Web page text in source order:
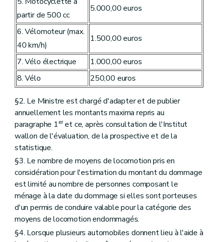
partir de 500 cc
5.000,00 euros
6. Vélomoteur (max.
40 km/h)
1.500,00 euros
7. Vélo électrique
1.000,00 euros
8. Vélo
250,00 euros
§2. Le Ministre est chargé d'adapter et de publier
annuellement les montants maxima repris au
paragraphe 1eret ce, après consultation de l'Institut
wallon de l'évaluation, de la prospective et de la
statistique.
§3. Le nombre de moyens de locomotion pris en
considération pour l'estimation du montant du dommage
est limité au nombre de personnes composant le
ménage à la date du dommage si elles sont porteuses
d'un permis de conduire valable pour la catégorie des
moyens de locomotion endommagés.
§4. Lorsque plusieurs automobiles donnent lieu à l'aide à